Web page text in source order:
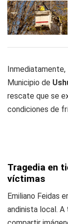
Inmediatamente,
Municipio de
rescate que se
condiciones de
Tragedia en
víctimas
Emiliano Feidas
andinista local.